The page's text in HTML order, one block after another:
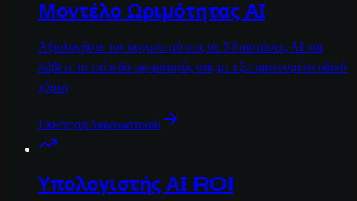
Μοντέλο Ωριμότητας ΑΙ
Αξιολογήστε τον οργανισμό σας σε 5 διαστάσεις ΑΙ και
λάβετε το επίπεδο ωριμότητάς σας με εξατομικευμένο οδικό
χάρτη
Εκκίνηση διαγνωστικού
Υπολογιστής ΑΙ ROI